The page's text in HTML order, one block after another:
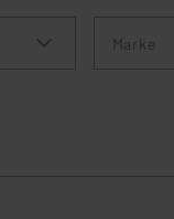
Marke